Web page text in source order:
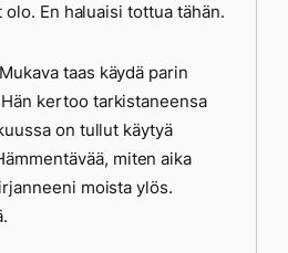
En haluaisi tottua tähän.
taas käydä parin
kertoo tarkistaneensa
on tullut käytyä
miten aika
moista ylös.